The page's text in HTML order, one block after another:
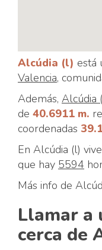
Alcúdia (l) está
Valencia,
Además, Alcúdia
de 40.6911 m.
coordenadas
En Alcúdia (l)
que hay 5594
Más info de
Llamar a
cerca de